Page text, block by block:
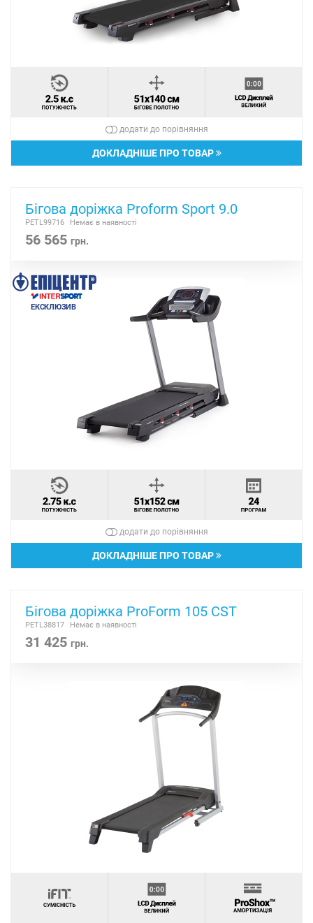
додати до порівняння
ДОКЛАДНІШЕ ПРО ТОВАР
Бігова доріжка Proform Sport 9.0
PETL99716 Немає в наявності
56 565 грн.
ЕКСКЛЮЗИВ
додати до порівняння
ДОКЛАДНІШЕ ПРО ТОВАР
Бігова доріжка ProForm 105 CST
PETL38817 Немає в наявності
31 425 грн.